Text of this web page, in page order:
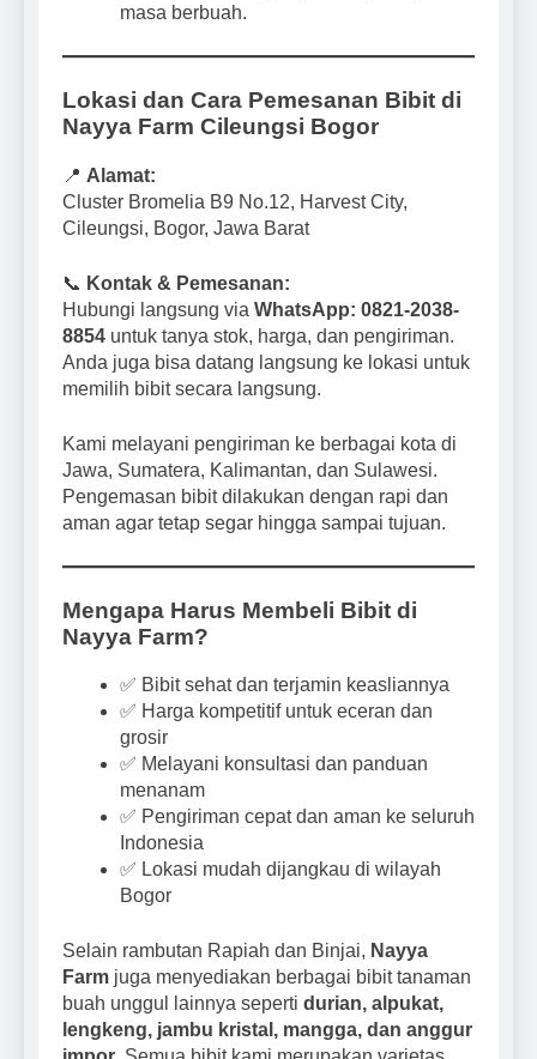
masa berbuah.
Lokasi dan Cara Pemesanan Bibit di
Nayya Farm Cileungsi Bogor
📍 Alamat:
Cluster Bromelia B9 No.12, Harvest City,
Cileungsi, Bogor, Jawa Barat
📞 Kontak & Pemesanan:
Hubungi langsung via WhatsApp: 0821-2038-
8854 untuk tanya stok, harga, dan pengiriman.
Anda juga bisa datang langsung ke lokasi untuk
memilih bibit secara langsung.
Kami melayani pengiriman ke berbagai kota di
Jawa, Sumatera, Kalimantan, dan Sulawesi.
Pengemasan bibit dilakukan dengan rapi dan
aman agar tetap segar hingga sampai tujuan.
Mengapa Harus Membeli Bibit di
Nayya Farm?
✅ Bibit sehat dan terjamin keasliannya
✅ Harga kompetitif untuk eceran dan
grosir
✅ Melayani konsultasi dan panduan
menanam
✅ Pengiriman cepat dan aman ke seluruh
Indonesia
✅ Lokasi mudah dijangkau di wilayah
Bogor
Selain rambutan Rapiah dan Binjai, Nayya
Farm juga menyediakan berbagai bibit tanaman
buah unggul lainnya seperti durian, alpukat,
lengkeng, jambu kristal, mangga, dan anggur